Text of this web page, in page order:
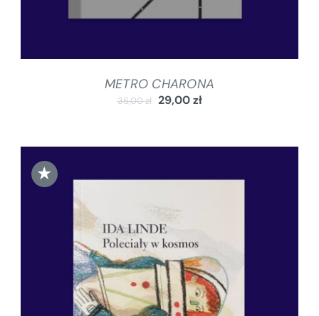
METRO CHARONA
36,00zł 29,00zł
★